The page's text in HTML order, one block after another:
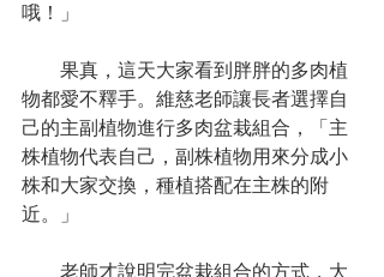
哦！」
果真，這天大家看到胖胖的多肉植
物都愛不釋手。維慈老師讓長者選擇自
己的主副植物進行多肉盆栽組合，「主
株植物代表自己，副株植物用來分成小
株和大家交換，種植搭配在主株的附
近。」
老師才說明完盆栽組合的方式，大